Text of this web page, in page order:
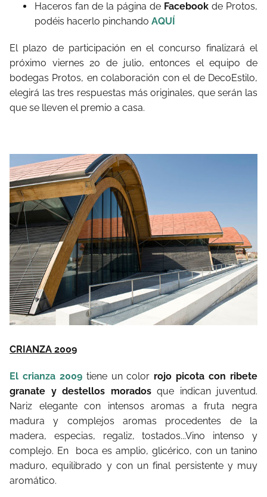
Haceros fan de la página de Facebook de Protos,
podéis hacerlo pinchando AQUÍ
El plazo de participación en el concurso finalizará el
próximo viernes 20 de julio, entonces el equipo de
bodegas Protos, en colaboración con el de DecoEstilo,
elegirá las tres respuestas más originales, que serán las
que se lleven el premio a casa.
CRIANZA 2009
El crianza 2009tiene un color rojo picota con ribete
granate y destellos moradosque indican juventud.
Nariz elegante con intensos aromas a fruta negra
madura y complejos aromas procedentes de la
madera, especias, regaliz, tostados...Vino intenso y
complejo. En boca es amplio, glicérico, con un tanino
maduro, equilibrado y con un final persistente y muy
aromático.